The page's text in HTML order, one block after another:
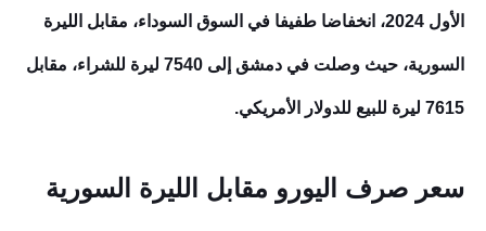
الأول 2024، انخفاضا طفيفا في السوق السوداء، مقابل الليرة
السورية، حيث وصلت في دمشق إلى 7540 ليرة للشراء، مقابل
7615 ليرة للبيع للدولار الأمريكي.
سعر صرف اليورو مقابل الليرة السورية